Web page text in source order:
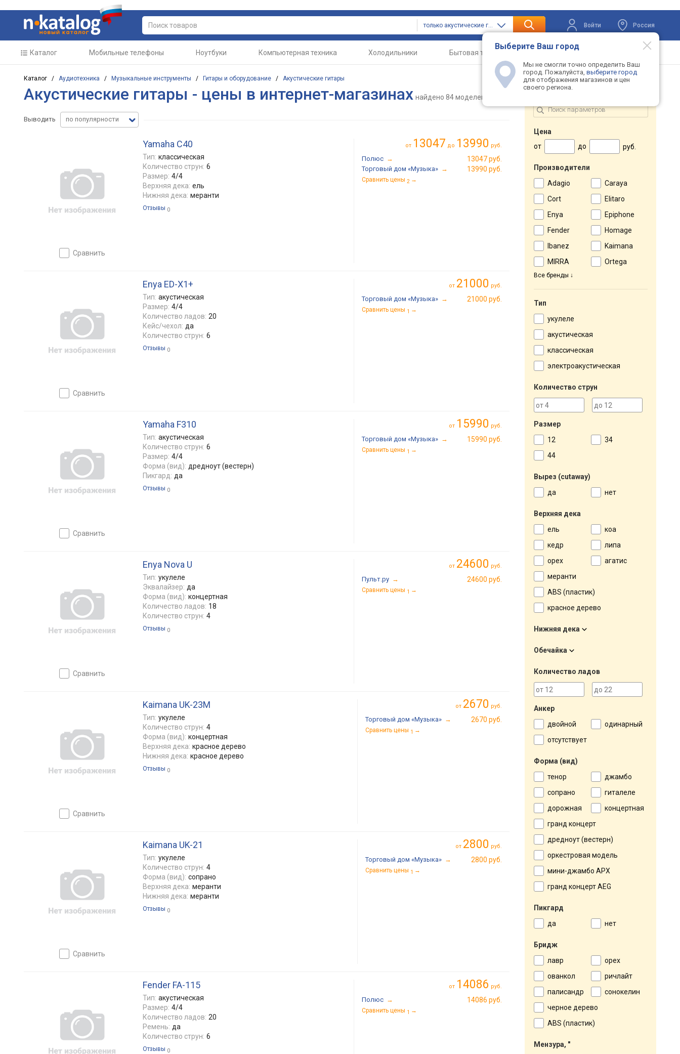
только акустические гитары Войти Россия
Выберите Ваш город
Мы не смогли точно определить Ваш
город. Пожалуйста, выберите город
для отображения магазинов и цен
своего региона.
Каталог Мобильные телефоны Ноутбуки Компьютерная техника Холодильники Бытовая техника Телевизоры
Каталог / Аудиотехника / Музыкальные инструменты / Гитары и оборудование / Акустические гитары
Акустические гитары - цены в интернет-магазинах найдено 84 моделей
Выводить по популярности
сравнить
Yamaha C40
Тип: классическая
Количество струн: 6
Размер: 4/4
Верхняя дека: ель
Нижняя дека: меранти
Отзывы 0
от 13047 до 13990 руб.
Полюс → 13047 руб.
Торговый дом «Музыка» → 13990 руб.
Сравнить цены 2 →
сравнить
Enya ED-X1+
Тип: акустическая
Размер: 4/4
Количество ладов: 20
Кейс/чехол: да
Количество струн: 6
Отзывы 0
от 21000 руб.
Торговый дом «Музыка» → 21000 руб.
Сравнить цены 1 →
сравнить
Yamaha F310
Тип: акустическая
Количество струн: 6
Размер: 4/4
Форма (вид): дредноут (вестерн)
Пикгард: да
Отзывы 0
от 15990 руб.
Торговый дом «Музыка» → 15990 руб.
Сравнить цены 1 →
сравнить
Enya Nova U
Тип: укулеле
Эквалайзер: да
Форма (вид): концертная
Количество ладов: 18
Количество струн: 4
Отзывы 0
от 24600 руб.
Пульт.ру → 24600 руб.
Сравнить цены 1 →
сравнить
Kaimana UK-23M
Тип: укулеле
Количество струн: 4
Форма (вид): концертная
Верхняя дека: красное дерево
Нижняя дека: красное дерево
Отзывы 0
от 2670 руб.
Торговый дом «Музыка» → 2670 руб.
Сравнить цены 1 →
сравнить
Kaimana UK-21
Тип: укулеле
Количество струн: 4
Форма (вид): сопрано
Верхняя дека: меранти
Нижняя дека: меранти
Отзывы 0
от 2800 руб.
Торговый дом «Музыка» → 2800 руб.
Сравнить цены 1 →
Fender FA-115
Тип: акустическая
Размер: 4/4
Количество ладов: 20
Ремень: да
Количество струн: 6
Отзывы 0
от 14086 руб.
Полюс → 14086 руб.
Сравнить цены 1 →
ПОДБОР ПО ПАРАМЕТРАМ
Цена
от
до руб.
Производители
Adagio
Caraya
Cort
Elitaro
Enya
Epiphone
Fender
Homage
Ibanez
Kaimana
MIRRA
Ortega
Все бренды
Тип
укулеле
акустическая
классическая
электроакустическая
Количество струн
Размер
12
34
44
Вырез (cutaway)
да
нет
Верхняя дека
ель
коа
кедр
липа
орех
агатис
меранти
ABS (пластик)
красное дерево
Нижняя дека
Обечайка
Количество ладов
Анкер
двойной
одинарный
отсутствует
Форма (вид)
тенор
джамбо
сопрано
гиталеле
дорожная
концертная
гранд концерт
дредноут (вестерн)
оркестровая модель
мини-джамбо APX
гранд концерт AEG
Пикгард
да
нет
Бридж
лавр
орех
ованкол
ричлайт
палисандр
сонокелин
черное дерево
ABS (пластик)
Мензура, "